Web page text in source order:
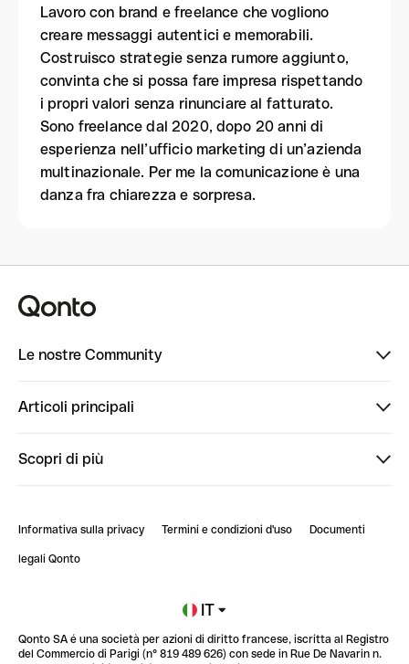
Lavoro con brand e freelance che vogliono
creare messaggi autentici e memorabili.
Costruisco strategie senza rumore aggiunto,
convinta che si possa fare impresa rispettando
i propri valori senza rinunciare al fatturato.
Sono freelance dal 2020, dopo 20 anni di
esperienza nell’ufficio marketing di un’azienda
multinazionale. Per me la comunicazione è una
danza fra chiarezza e sorpresa.
Le nostre Community
PowerUp
Articoli principali
StrongHer Mentorship | Trasforma i social nel t...
Scopri di più
Blog
Glossario finanziario
Informativa sulla privacy Termini e condizioni d'uso Documenti
legali Qonto
IT
Qonto SA é una società per azioni di diritto francese, iscritta al Registro
del Commercio di Parigi (n° 819 489 626) con sede in Rue De Navarin n.